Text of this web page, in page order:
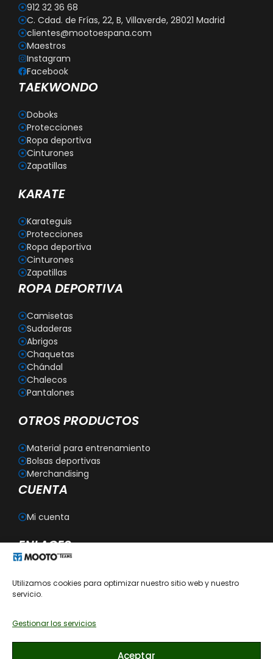
Utilizamos cookies para optimizar nuestro sitio web y nuestro
servicio.
Gestionar los servicios
Aceptar
912 32 36 68
C. Cdad. de Frías, 22, B, Villaverde, 28021 Madrid
clientes@mootoespana.com
Maestros
Instagram
Facebook
TAEKWONDO
Doboks
Protecciones
Ropa deportiva
Cinturones
Zapatillas
KARATE
Karateguis
Protecciones
Ropa deportiva
Cinturones
Zapatillas
ROPA DEPORTIVA
Camisetas
Sudaderas
Abrigos
Chaquetas
Chándal
Chalecos
Pantalones
OTROS PRODUCTOS
Material para entrenamiento
Bolsas deportivas
Merchandising
CUENTA
Mi cuenta
ENLACES
Personalización
Aviso legal
Política de cookies